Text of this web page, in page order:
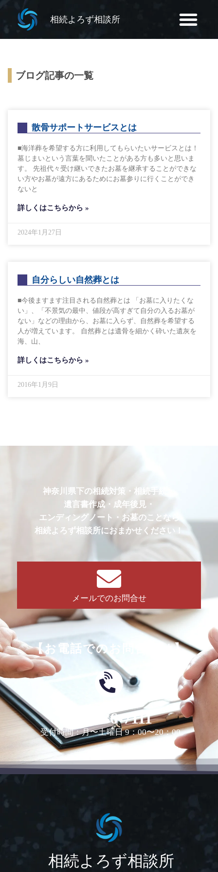
相続よろず相談所
ブログ記事の一覧
散骨サポートサービスとは
■海洋葬を希望する方に利用してもらいたいサービスとは！
墓じまいという言葉を聞いたことがある方も多いと思いま
す。 先祖代々受け継いできたお墓を継承することができな
い方やお墓が遠方にあるためにお墓参りに行くことができ
ないと
詳しくはこちらから »
2024年1月27日
自分らしい自然葬とは
■今後ますます注目される自然葬とは 「お墓に入りたくな
い」、「不景気の最中、値段が高すぎて自分の入るお墓が
ない」などの理由から、お墓に入らず、自然葬を希望する
人が増えています。 自然葬とは遺骨を細かく砕いた遺灰を
海、山、
詳しくはこちらから »
2016年1月9日
神奈川県下の相続対策・相続手続・
遺言書作成・成年後見・
エンディングノート・お墓のことなら
相続よろず相談所におまかせください！
メールでのお問合せ
【お電話でのお問合せは】
0463-36-7111
受付時間：月〜土曜日 9：00〜20：00
相続よろず相談所